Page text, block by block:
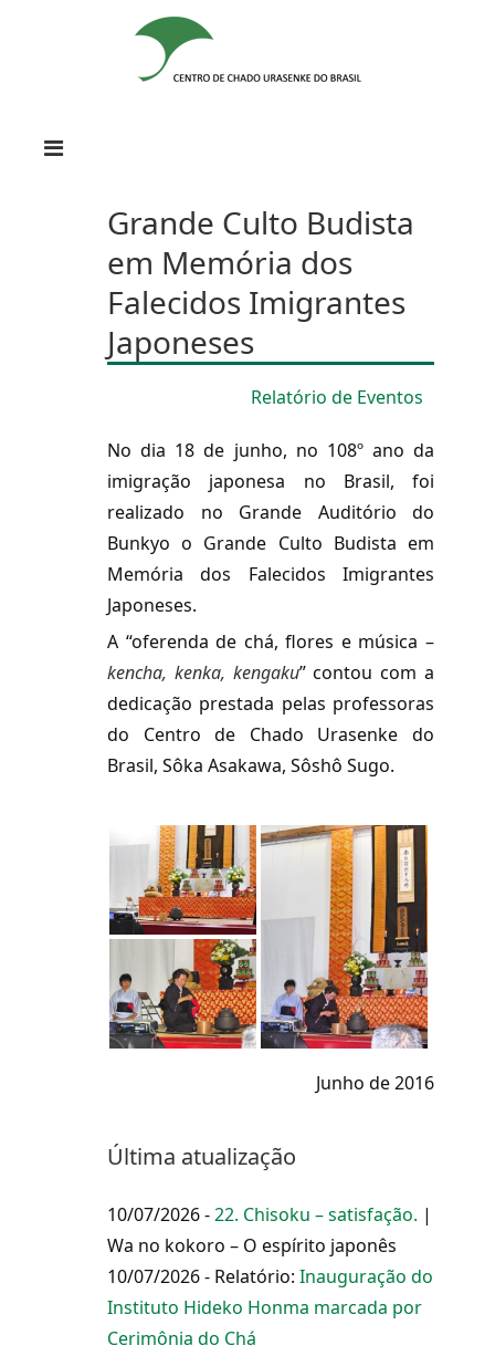
Grande Culto Budista
em Memória dos
Falecidos Imigrantes
Japoneses
Relatório de Eventos
No dia 18 de junho, no 108º ano da
imigração japonesa no Brasil, foi
realizado no Grande Auditório do
Bunkyo o Grande Culto Budista em
Memória dos Falecidos Imigrantes
Japoneses.
A “oferenda de chá, flores e música –
kencha, kenka, kengaku” contou com a
dedicação prestada pelas professoras
do Centro de Chado Urasenke do
Brasil, Sôka Asakawa, Sôshô Sugo.
Junho de 2016
Última atualização
10/07/2026 -22. Chisoku – satisfação. |
Wa no kokoro – O espírito japonês
10/07/2026 - Relatório: Inauguração do
Instituto Hideko Honma marcada por
Cerimônia do Chá